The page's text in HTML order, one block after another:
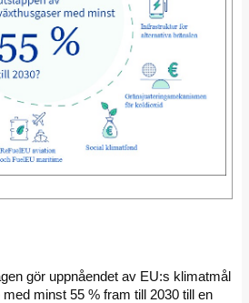
gör uppnåendet av EU:s klimatmål
minst 55 % fram till 2030 till en